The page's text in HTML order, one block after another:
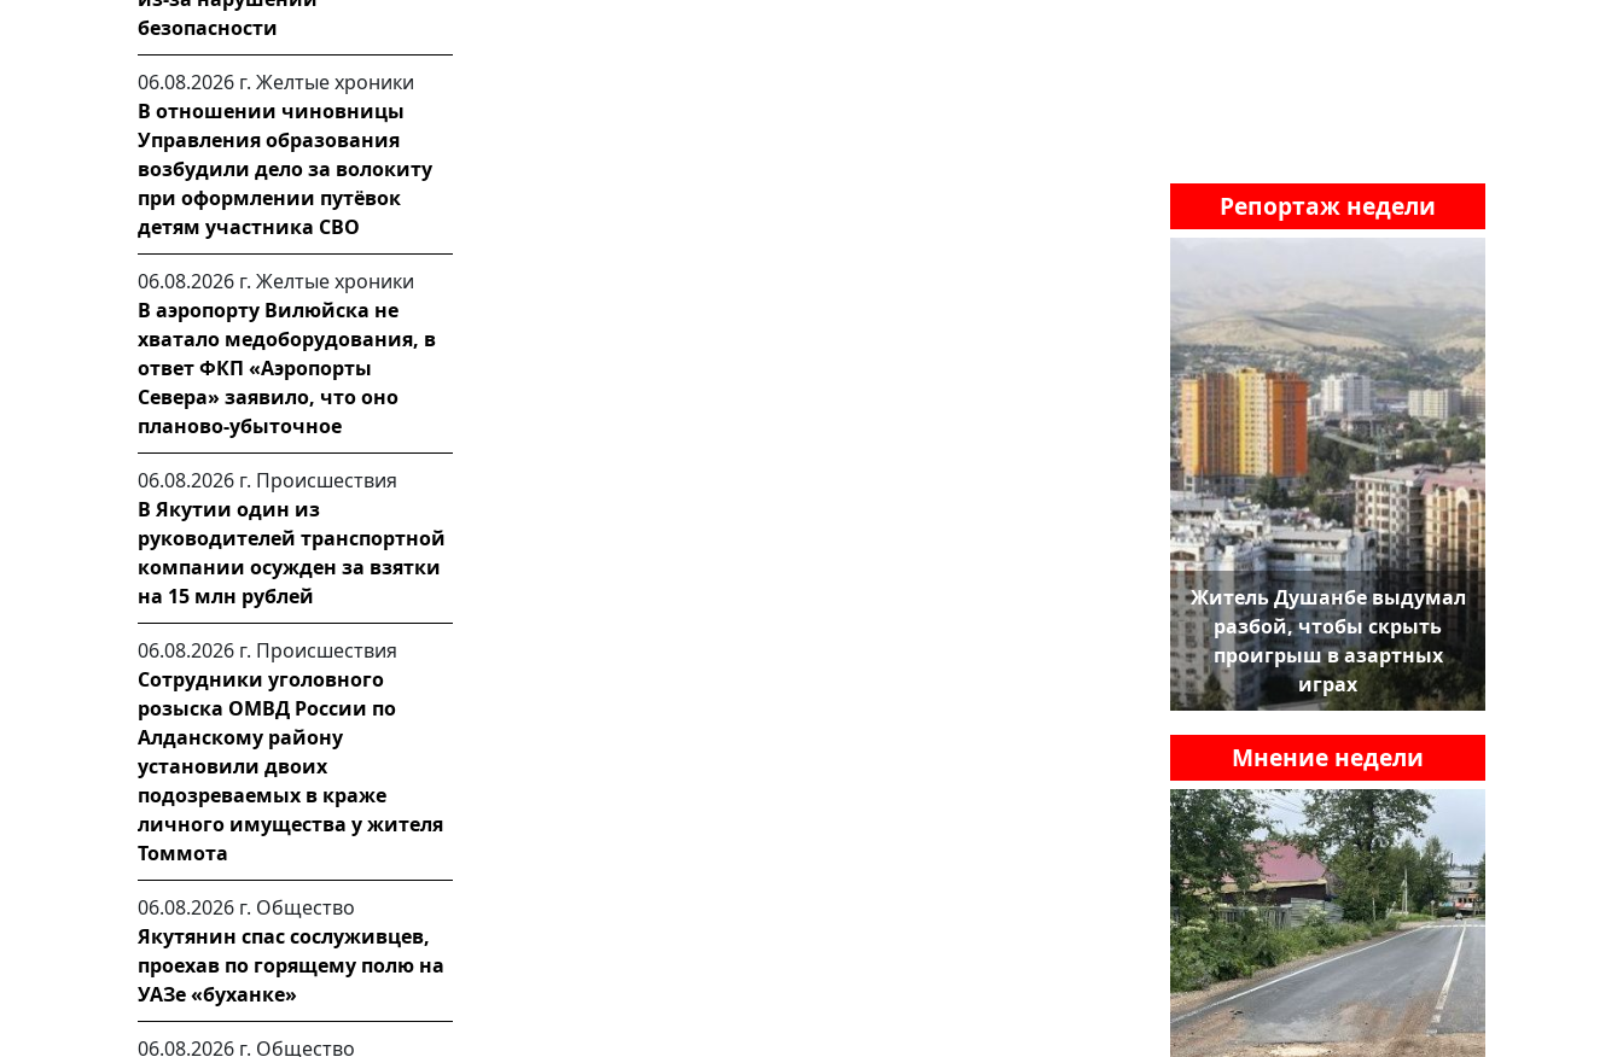
безопасности
06.08.2026 г. Желтые хроники
В отношении чиновницы
Управления образования
возбудили дело за волокиту
при оформлении путёвок
детям участника СВО
06.08.2026 г. Желтые хроники
В аэропорту Вилюйска не
хватало медоборудования, в
ответ ФКП «Аэропорты
Севера» заявило, что оно
планово-убыточное
06.08.2026 г. Происшествия
В Якутии один из
руководителей транспортной
компании осужден за взятки
на 15 млн рублей
06.08.2026 г. Происшествия
Сотрудники уголовного
розыска ОМВД России по
Алданскому району
установили двоих
подозреваемых в краже
личного имущества у жителя
Томмота
06.08.2026 г. Общество
Якутянин спас сослуживцев,
проехав по горящему полю на
УАЗе «буханке»
06.08.2026 г. Общество
Репортаж недели
Житель Душанбе выдумал
разбой, чтобы скрыть
проигрыш в азартных
играх
Мнение недели